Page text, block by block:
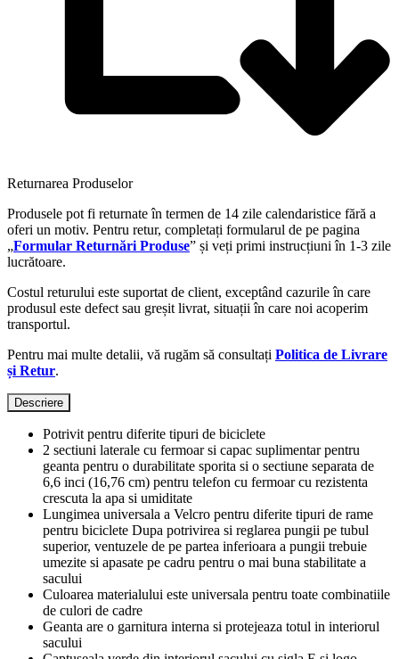
Returnarea Produselor
Produsele pot fi returnate în termen de 14 zile calendaristice fără a
oferi un motiv. Pentru retur, completați formularul de pe pagina
„Formular Returnări Produse” și veți primi instrucțiuni în 1-3 zile
lucrătoare.
Costul returului este suportat de client, exceptând cazurile în care
produsul este defect sau greșit livrat, situații în care noi acoperim
transportul.
Pentru mai multe detalii, vă rugăm să consultați Politica de Livrare
și Retur.
Descriere
Potrivit pentru diferite tipuri de biciclete
2 sectiuni laterale cu fermoar si capac suplimentar pentru
geanta pentru o durabilitate sporita si o sectiune separata de
6,6 inci (16,76 cm) pentru telefon cu fermoar cu rezistenta
crescuta la apa si umiditate
Lungimea universala a Velcro pentru diferite tipuri de rame
pentru biciclete Dupa potrivirea si reglarea pungii pe tubul
superior, ventuzele de pe partea inferioara a pungii trebuie
umezite si apasate pe cadru pentru o mai buna stabilitate a
sacului
Culoarea materialului este universala pentru toate combinatiile
de culori de cadre
Geanta are o garnitura interna si protejeaza totul in interiorul
sacului